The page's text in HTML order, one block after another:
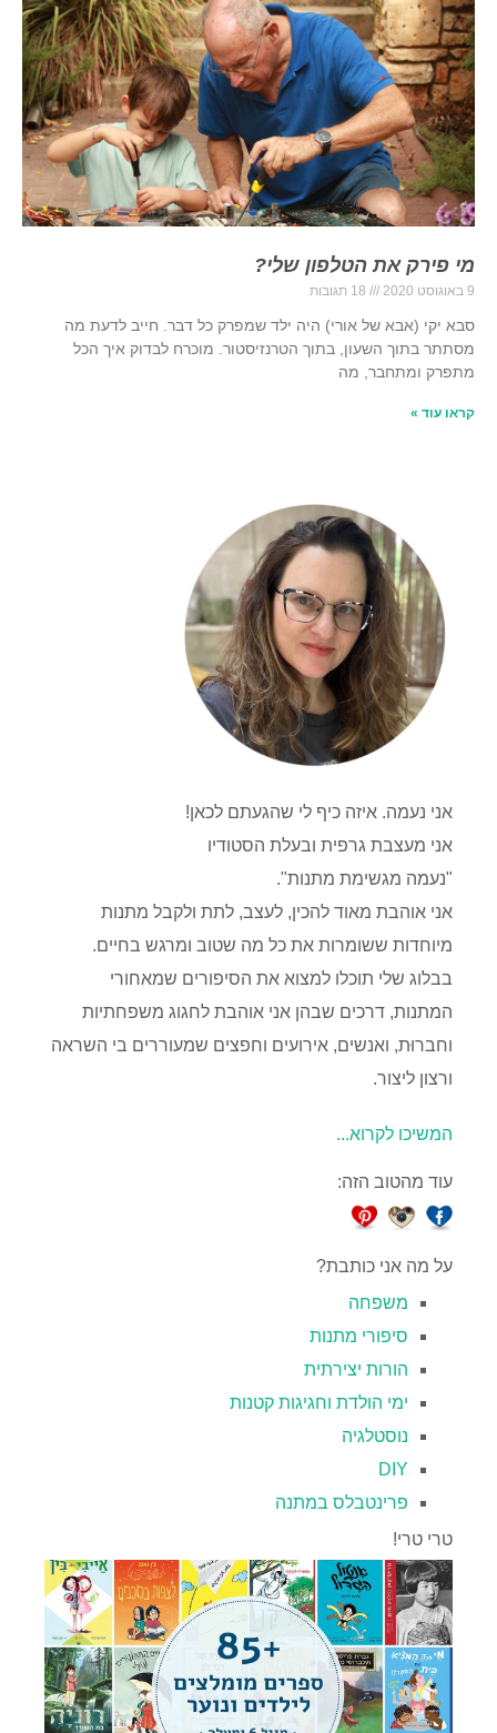
אני נעמה. איזה כיף לי שהגעתם לכאן!
אני מעצבת גרפית ובעלת הסטודיו
"נעמה מגשימת מתנות".
אני אוהבת מאוד להכין, לעצב, לתת ולקבל מתנות
מיוחדות ששומרות את כל מה שטוב ומרגש בחיים.
בבלוג שלי תוכלו למצוא את הסיפורים שמאחורי
המתנות, דרכים שבהן אני אוהבת לחגוג משפחתיות
וחברוּת, ואנשים, אירועים וחפצים שמעוררים בי השראה
ורצון ליצור.
המשיכו לקרוא...
עוד מהטוב הזה:
על מה אני כותבת?
משפחה
סיפורי מתנות
הורות יצירתית
ימי הולדת וחגיגות קטנות
נוסטלגיה
DIY
פרינטבלס במתנה
טרי טרי!
מי פירק את הטלפון שלי?
9 באוגוסט 2020
סבא יקי (אבא של אורי) היה ילד שמפרק כל דבר. חייב לדעת מה
מסתתר בתוך השעון, בתוך הטרנזיסטור. מוכרח לבדוק איך הכל
מתפרק ומתחבר, מה
קראו עוד »